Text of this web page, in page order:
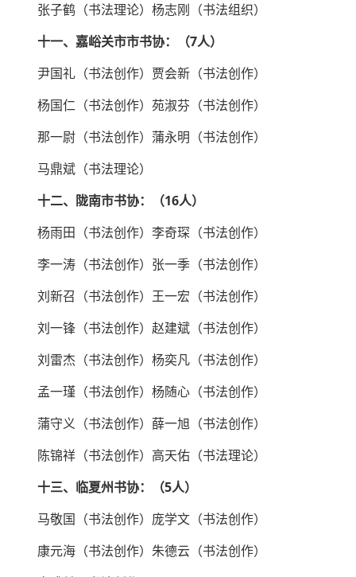
张子鹤（书法理论）杨志刚（书法组织）
十一、嘉峪关市市书协：（7人）
尹国礼（书法创作）贾会新（书法创作）
杨国仁（书法创作）苑淑芬（书法创作）
那一尉（书法创作）蒲永明（书法创作）
马鼎斌（书法理论）
十二、陇南市书协：（16人）
杨雨田（书法创作）李奇琛（书法创作）
李一涛（书法创作）张一季（书法创作）
刘新召（书法创作）王一宏（书法创作）
刘一锋（书法创作）赵建斌（书法创作）
刘雷杰（书法创作）杨奕凡（书法创作）
孟一瑾（书法创作）杨随心（书法创作）
蒲守义（书法创作）薛一旭（书法创作）
陈锦祥（书法创作）高天佑（书法理论）
十三、临夏州书协：（5人）
马敬国（书法创作）庞学文（书法创作）
康元海（书法创作）朱德云（书法创作）